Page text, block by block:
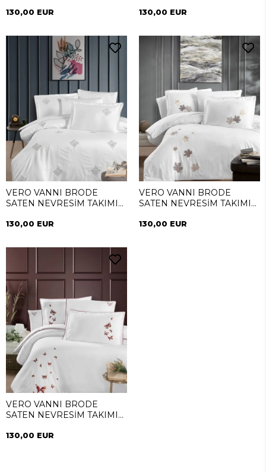
130,00 EUR
GOLD
130,00 EUR
VERO VANNI BRODE
SATEN NEVRESİM TAKIMI
SILVER
130,00 EUR
VERO VANNI BRODE
SATEN NEVRESİM TAKIMI
130,00 EUR
VERO VANNI BRODE
SATEN NEVRESİM TAKIMI
130,00 EUR